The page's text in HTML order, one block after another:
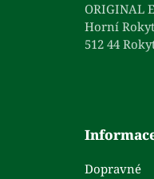
ORIGINAL
Horní
512 44
Dopravné